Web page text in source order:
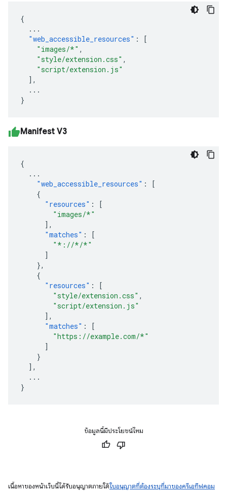
{
...
"web_accessible_resources" :
[
"images/*" ,
"style/extension.css" ,
"script/extension.js"
],
...
}
Manifest V3
{
...
"web_accessible_resources" :
[
{
"resources" :
[
"images/*"
],
"matches" :
[
"*://*/*"
]
},
{
"resources" :
[
"style/extension.css" ,
"script/extension.js"
],
"matches" :
[
"https://example.com/*"
]
}
],
...
}
ข้อมูลนี้มีประโยชน์ไหม
เนื้อหาของหน้าเว็บนี้ได้รับอนุญาตภายใต้ใบอนุญาตที่ต้องระบุที่มาของครีเอทีฟคอม